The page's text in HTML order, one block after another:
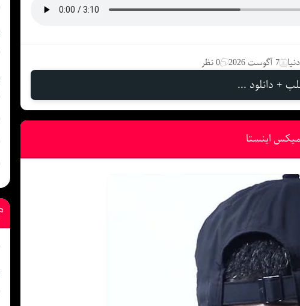
7 آگوست 2026 0 نظر
+ دانلود ...
اینستا